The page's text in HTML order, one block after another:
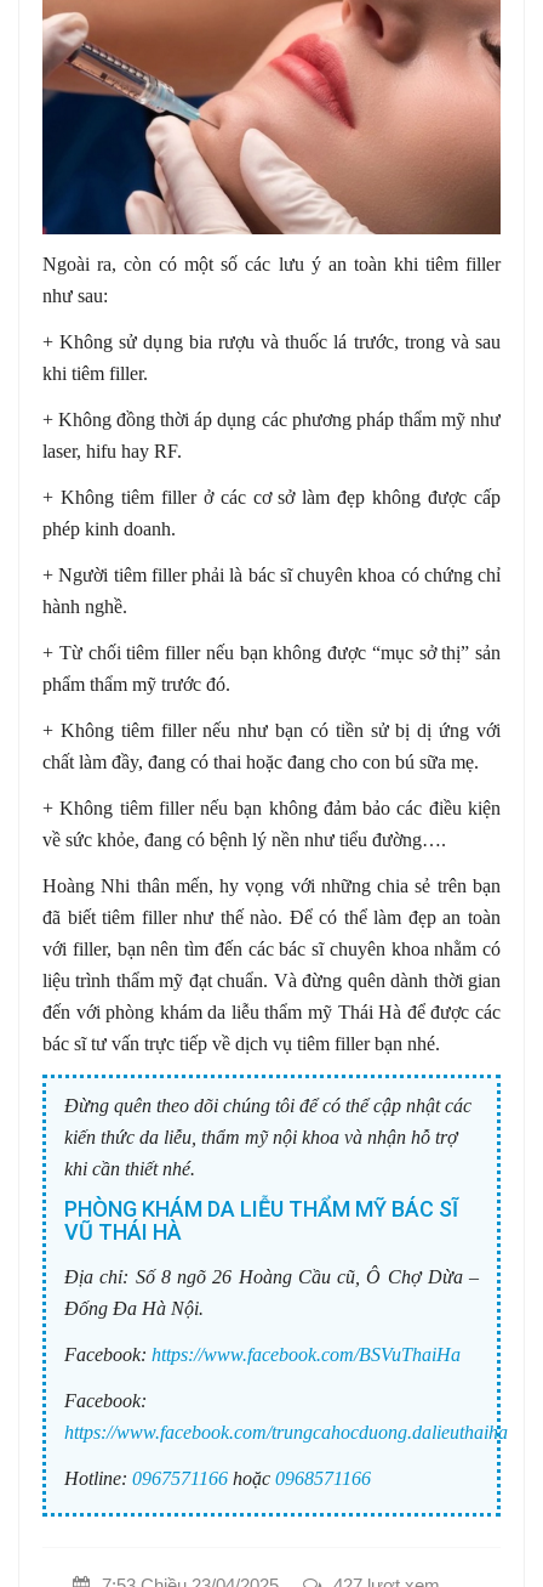
Ngoài ra, còn có một số các lưu ý an toàn khi tiêm filler
như sau:
+ Không sử dụng bia rượu và thuốc lá trước, trong và sau
khi tiêm filler.
+ Không đồng thời áp dụng các phương pháp thẩm mỹ như
laser, hifu hay RF.
+ Không tiêm filler ở các cơ sở làm đẹp không được cấp
phép kinh doanh.
+ Người tiêm filler phải là bác sĩ chuyên khoa có chứng chỉ
hành nghề.
+ Từ chối tiêm filler nếu bạn không được “mục sở thị” sản
phẩm thẩm mỹ trước đó.
+ Không tiêm filler nếu như bạn có tiền sử bị dị ứng với
chất làm đầy, đang có thai hoặc đang cho con bú sữa mẹ.
+ Không tiêm filler nếu bạn không đảm bảo các điều kiện
về sức khỏe, đang có bệnh lý nền như tiểu đường….
Hoàng Nhi thân mến, hy vọng với những chia sẻ trên bạn
đã biết tiêm filler như thế nào. Để có thể làm đẹp an toàn
với filler, bạn nên tìm đến các bác sĩ chuyên khoa nhằm có
liệu trình thẩm mỹ đạt chuẩn. Và đừng quên dành thời gian
đến với phòng khám da liễu thẩm mỹ Thái Hà để được các
bác sĩ tư vấn trực tiếp về dịch vụ tiêm filler bạn nhé.
Đừng quên theo dõi chúng tôi để có thể cập nhật các
kiến thức da liễu, thẩm mỹ nội khoa và nhận hỗ trợ
khi cần thiết nhé.
PHÒNG KHÁM DA LIỄU THẨM MỸ BÁC SĨ
VŨ THÁI HÀ
Địa chỉ: Số 8 ngõ 26 Hoàng Cầu cũ, Ô Chợ Dừa –
Đống Đa Hà Nội.
Facebook: https://www.facebook.com/BSVuThaiHa
Facebook:
https://www.facebook.com/trungcahocduong.dalieuthaiha
Hotline: 0967571166 hoặc 0968571166